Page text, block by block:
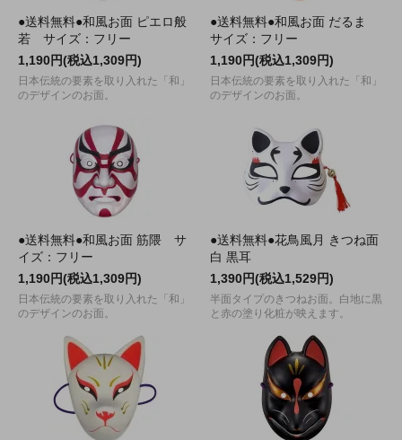
●送料無料●和風お面 ピエロ般
若 サイズ：フリー
1,190円(税込1,309円)
日本伝統の要素を取り入れた「和」
のデザインのお面。
●送料無料●和風お面 だるま
サイズ：フリー
1,190円(税込1,309円)
日本伝統の要素を取り入れた「和」
のデザインのお面。
●送料無料●和風お面 筋隈 サ
イズ：フリー
1,190円(税込1,309円)
日本伝統の要素を取り入れた「和」
のデザインのお面。
●送料無料●花鳥風月 きつね面
白 黒耳
1,390円(税込1,529円)
半面タイプのきつねお面。白地に黒
と赤の塗り化粧が映えます。